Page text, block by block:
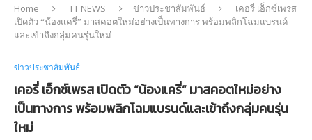
Home TT NEWS ข่าวประชาสัมพันธ์
เคอรี่ เอ็กซ์เพรส
เปิดตัว “น้องแครี่” มาสคอตใหม่อย่างเป็นทางการ พร้อมพลิกโฉมแบรนด์
และเข้าถึงกลุ่มคนรุ่นใหม่
ข่าวประชาสัมพันธ์
เคอรี่ เอ็กซ์เพรส เปิดตัว “น้องแครี่” มาสคอตใหม่อย่าง
เป็นทางการ พร้อมพลิกโฉมแบรนด์และเข้าถึงกลุ่มคนรุ่น
ใหม่